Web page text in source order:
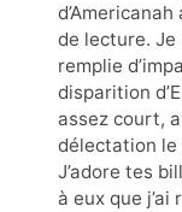
de lecture. Je
remplie
disparition
assez court,
délectation le
J’adore tes
à eux que